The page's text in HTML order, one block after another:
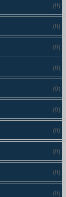
(0)
(0)
(0)
(0)
(0)
(0)
(0)
(0)
(0)
(0)